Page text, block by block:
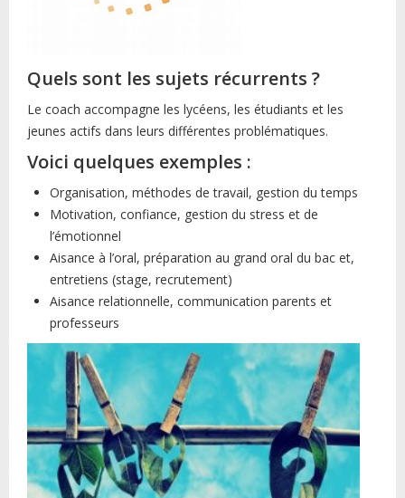
Quels sont les sujets récurrents ?
Le coach accompagne les lycéens, les étudiants et les
jeunes actifs dans leurs différentes problématiques.
Voici quelques exemples :
Organisation, méthodes de travail, gestion du temps
Motivation, confiance, gestion du stress et de
l’émotionnel
Aisance à l’oral, préparation au grand oral du bac et,
entretiens (stage, recrutement)
Aisance relationnelle, communication parents et
professeurs